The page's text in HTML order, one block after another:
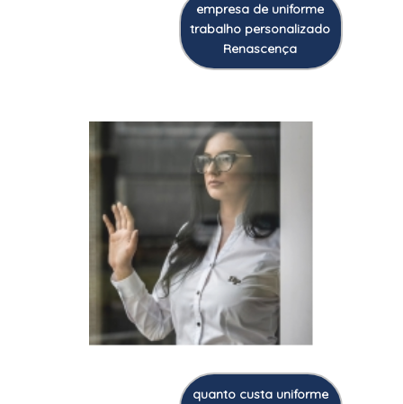
empresa de uniforme
trabalho personalizado
Renascença
quanto custa uniforme